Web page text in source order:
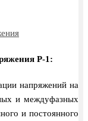
P-1:
напряжений на
и междуфазных
и постоянного